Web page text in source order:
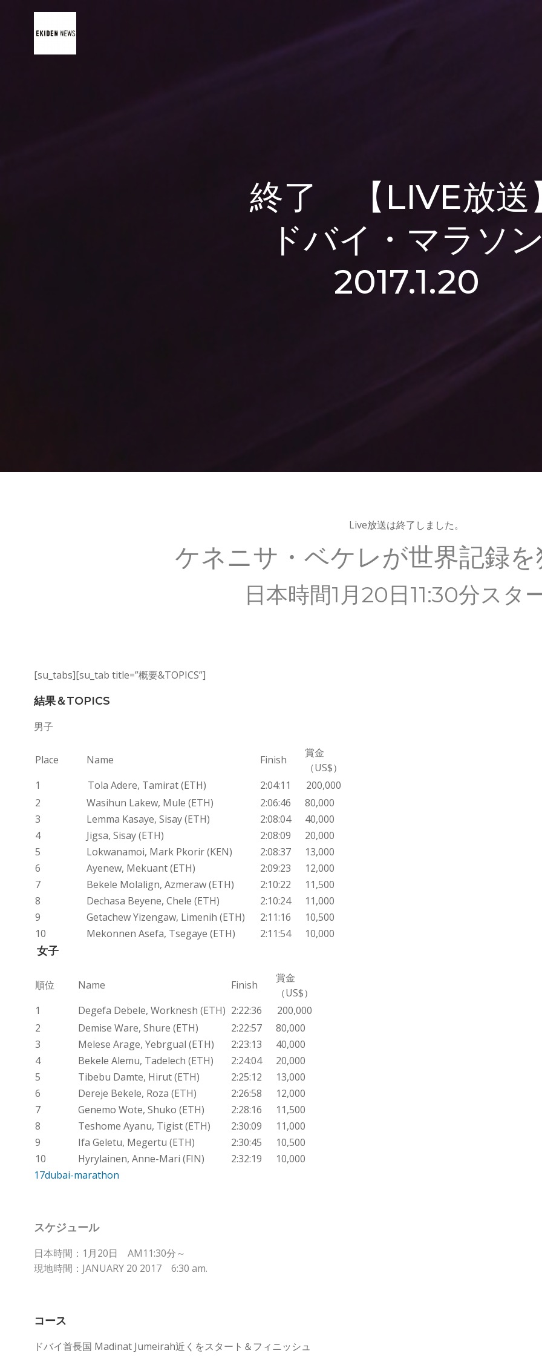
終了 【LIVE放送
ドバイ・マラソン
2017.1.20
Live放送は終了しました。
ケネニサ・ベケレが世界記録を
日本時間1月20日11:30分スタ
[su_tabs][su_tab title=”概要&TOPICS”]
結果＆TOPICS
男子
Place Name Finish
賞金
（US$）
1
Tola Adere, Tamirat (ETH) 2:04:11
200,000
2
Wasihun Lakew, Mule (ETH) 2:06:46
80,000
3
Lemma Kasaye, Sisay (ETH) 2:08:04
40,000
4
Jigsa, Sisay (ETH) 2:08:09
20,000
5
Lokwanamoi, Mark Pkorir (KEN) 2:08:37
13,000
6
Ayenew, Mekuant (ETH) 2:09:23
12,000
7
Bekele Molalign, Azmeraw (ETH) 2:10:22
11,500
8
Dechasa Beyene, Chele (ETH) 2:10:24
11,000
9
Getachew Yizengaw, Limenih (ETH) 2:11:16
10,500
10
Mekonnen Asefa, Tsegaye (ETH) 2:11:54 10,000
女子
順位 Name Finish
賞金
（US$）
1
Degefa Debele, Worknesh (ETH) 2:22:36
200,000
2
Demise Ware, Shure (ETH) 2:22:57
80,000
3
Melese Arage, Yebrgual (ETH) 2:23:13
40,000
4
Bekele Alemu, Tadelech (ETH) 2:24:04
20,000
5
Tibebu Damte, Hirut (ETH) 2:25:12
13,000
6
Dereje Bekele, Roza (ETH) 2:26:58
12,000
7
Genemo Wote, Shuko (ETH) 2:28:16
11,500
8
Teshome Ayanu, Tigist (ETH) 2:30:09
11,000
9
Ifa Geletu, Megertu (ETH) 2:30:45
10,500
10
Hyrylainen, Anne-Mari (FIN) 2:32:19
10,000
17dubai-marathon
スケジュール
日本時間：1月20日 AM11:30分～
現地時間：JANUARY 20 2017 6:30 am.
コース
ドバイ首長国 Madinat Jumeirah近くをスタート＆フィニッシュ